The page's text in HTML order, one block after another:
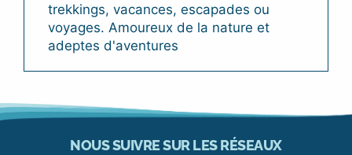
trekkings, vacances, escapades ou
voyages. Amoureux de la nature et
adeptes d'aventures
NOUS SUIVRE SUR LES RÉSEAUX